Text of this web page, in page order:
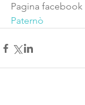
Pagina facebook
Paternò